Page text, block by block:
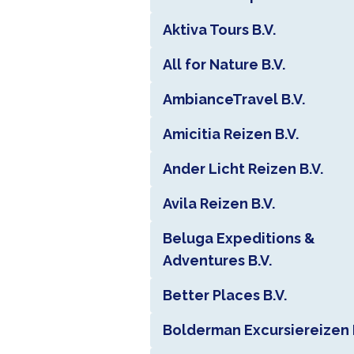
Aktiva Tours B.V.
All for Nature B.V.
AmbianceTravel B.V.
Amicitia Reizen B.V.
Ander Licht Reizen B.V.
Avila Reizen B.V.
Beluga Expeditions &
Adventures B.V.
Better Places B.V.
Bolderman Excursiereizen